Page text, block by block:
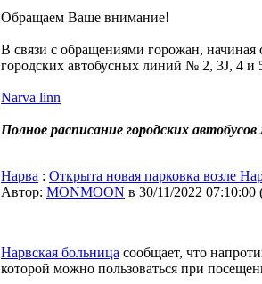
Обращаем Ваше внимание!
В связи с обращениями горожан,
городских автобусных линий № 2, 3J, 4 и
Narva linn
Полное расписание городских
Нарва : Открыта новая парковка возле
Автор: MONMOON в 30/11/2022 07:10:00
Нарвская больница сообщает, что
которой можно пользоваться при